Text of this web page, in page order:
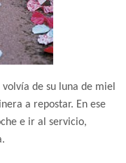
de su luna de miel
a repostar. En ese
e ir al servicio,